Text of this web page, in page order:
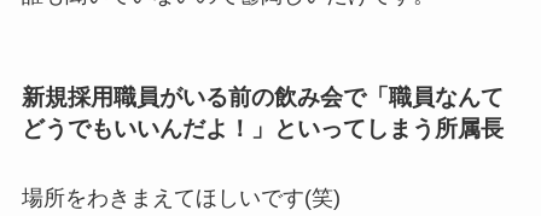
新規採用職員がいる前の飲み会で「職員なんて
どうでもいいんだよ！」といってしまう所属長
場所をわきまえてほしいです(笑)